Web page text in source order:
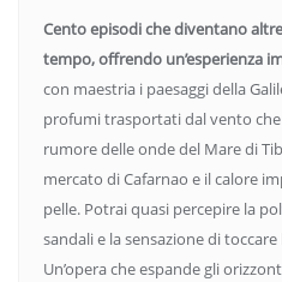
Cento episodi che diventano
tempo, offrendo un’esperienza
con maestria i paesaggi della
profumi trasportati dal vento che
rumore delle onde del Mare di
mercato di Cafarnao e il calore
pelle. Potrai quasi percepire la
sandali e la sensazione di
Un’opera che espande gli